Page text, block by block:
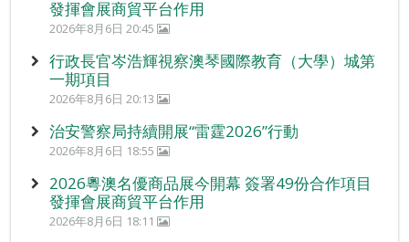
發揮會展商貿平台作用
2026年8月6日 20:45
行政長官岑浩輝視察澳琴國際教育（大學）城第
一期項目
2026年8月6日 20:13
治安警察局持續開展“雷霆2026”行動
2026年8月6日 18:55
2026粵澳名優商品展今開幕 簽署49份合作項目
發揮會展商貿平台作用
2026年8月6日 18:11